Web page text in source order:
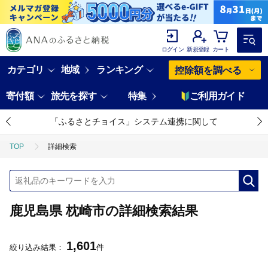
ログイン 新規登録 カート
カテゴリ 地域 ランキング 控除額を調べる
寄付額 旅先を探す 特集 ご利用ガイド
「ふるさとチョイス」システム連携に関して
TOP 詳細検索
鹿児島県 枕崎市の詳細検索結果
絞り込み結果： 1,601件